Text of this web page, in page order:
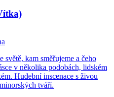
světě, kam směřujeme a čeho
v několika podobách, lidském
Hudební inscenace s živou
tváří.